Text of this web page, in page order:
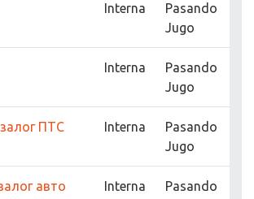
Interna
Pasando
Jugo
Interna
Pasando
Jugo
ПТС Interna
Pasando
Jugo
авто Interna
Pasando